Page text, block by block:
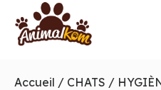
Accueil / CHATS /